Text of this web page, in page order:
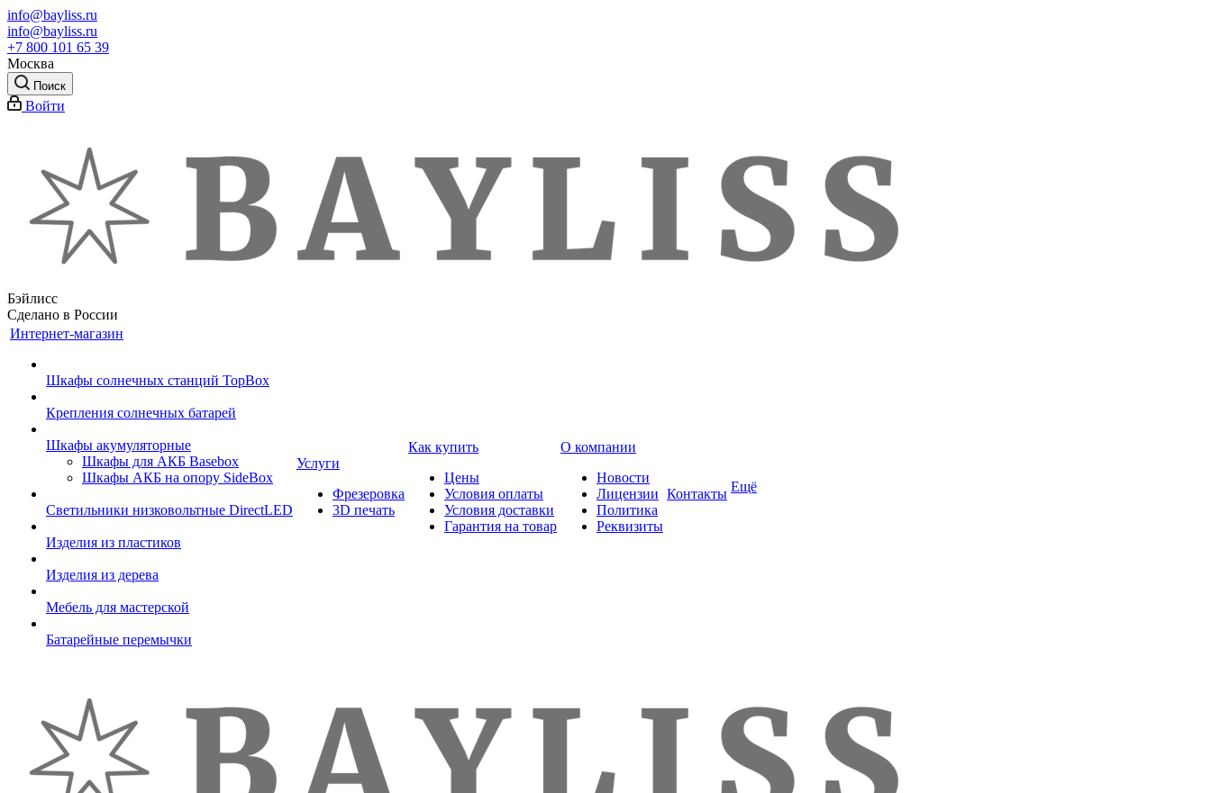
info@bayliss.ru
info@bayliss.ru
+7 800 101 65 39
Москва
Поиск
Войти
Бэйлисс
Сделано в России
Интернет-магазин
Шкафы солнечных станций TopBox
Крепления солнечных батарей
Шкафы акумуляторные
Шкафы для АКБ Basebox
Шкафы АКБ на опору SideBox
Светильники низковольтные DirectLED
Изделия из пластиков
Изделия из дерева
Мебель для мастерской
Батарейные перемычки
Услуги
Фрезеровка
3D печать
Как купить
Цены
Условия оплаты
Условия доставки
Гарантия на товар
О компании
Новости
Лицензии
Политика
Реквизиты
Контакты Ещё